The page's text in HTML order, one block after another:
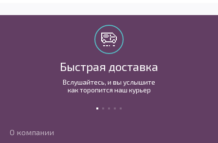
Быстрая доставка
Вслушайтесь, и вы услышите
как торопится наш курьер
О компании